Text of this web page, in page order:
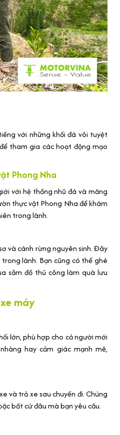
với những khối đá vôi tuyệt
tham gia các hoạt động mạo
Phong Nha
với hệ thống nhũ đá và măng
thực vật Phong Nha để khám
trong lành.
và cánh rừng nguyên sinh. Đây
lành. Bạn cũng có thể ghé
sắm đồ thủ công làm quà lưu
máy
lớn, phù hợp cho cả người mới
hay cảm giác mạnh mẽ,
và trả xe sau chuyến đi. Chúng
bất cứ đâu mà bạn yêu cầu.